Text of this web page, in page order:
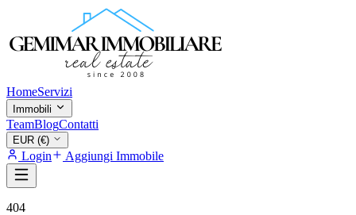
HomeServizi
Immobili
TeamBlogContatti
EUR (€)
Login Aggiungi Immobile
404